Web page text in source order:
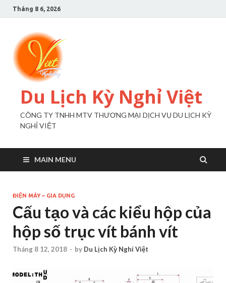
Tháng 8 6, 2026
Du Lịch Kỳ Nghỉ Việt
CÔNG TY TNHH MTV THƯƠNG MẠI DỊCH VỤ DU LỊCH KỲ
NGHỈ VIỆT
MAIN MENU
ĐIỆN MÁY – GIA DỤNG
Cấu tạo và các kiểu hộp của
hộp số trục vít bánh vít
Tháng 8 12, 2018 - by Du Lịch Kỳ Nghỉ Việt